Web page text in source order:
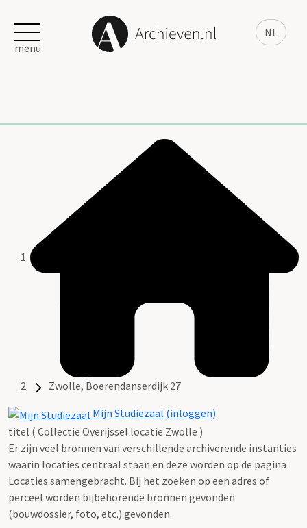
NL
menu
Zwolle, Boerendanserdijk 27
Mijn Studiezaal (inloggen)
titel ( Collectie Overijssel locatie Zwolle )
Er zijn veel bronnen van verschillende archiverende instanties
waarin locaties centraal staan en deze worden op de pagina
Locaties samengebracht. Bij het zoeken op een adres of
perceel worden bijbehorende bronnen gevonden
(bouwdossier, foto, etc.) gevonden.